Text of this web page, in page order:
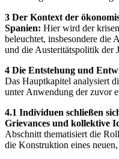
3 Der Kontext der
Spanien: Hier wird der
beleuchtet, insbesondere die
und die Austeritätspolitik der
4 Die Entstehung und
Das Hauptkapitel analysiert
unter Anwendung der zuvor
4.1 Individuen schließen
Grievances und kollektive
Abschnitt thematisiert die
die Konstruktion eines